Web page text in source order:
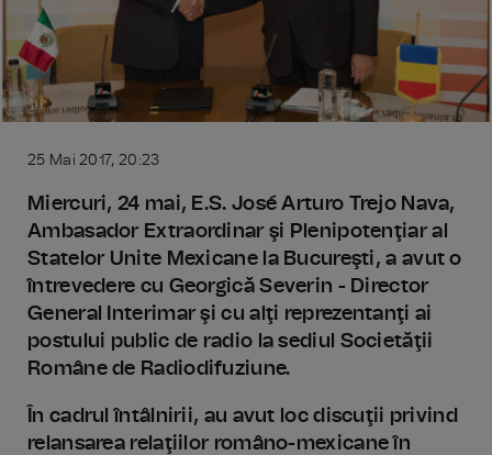
25 Mai 2017, 20:23
Miercuri, 24 mai, E.S. José Arturo Trejo Nava,
Ambasador Extraordinar şi Plenipotenţiar al
Statelor Unite Mexicane la Bucureşti, a avut o
întrevedere cu Georgică Severin - Director
General Interimar şi cu alţi reprezentanţi ai
postului public de radio la sediul Societăţii
Române de Radiodifuziune.
În cadrul întâlnirii, au avut loc discuţii privind
relansarea relaţiilor româno-mexicane în